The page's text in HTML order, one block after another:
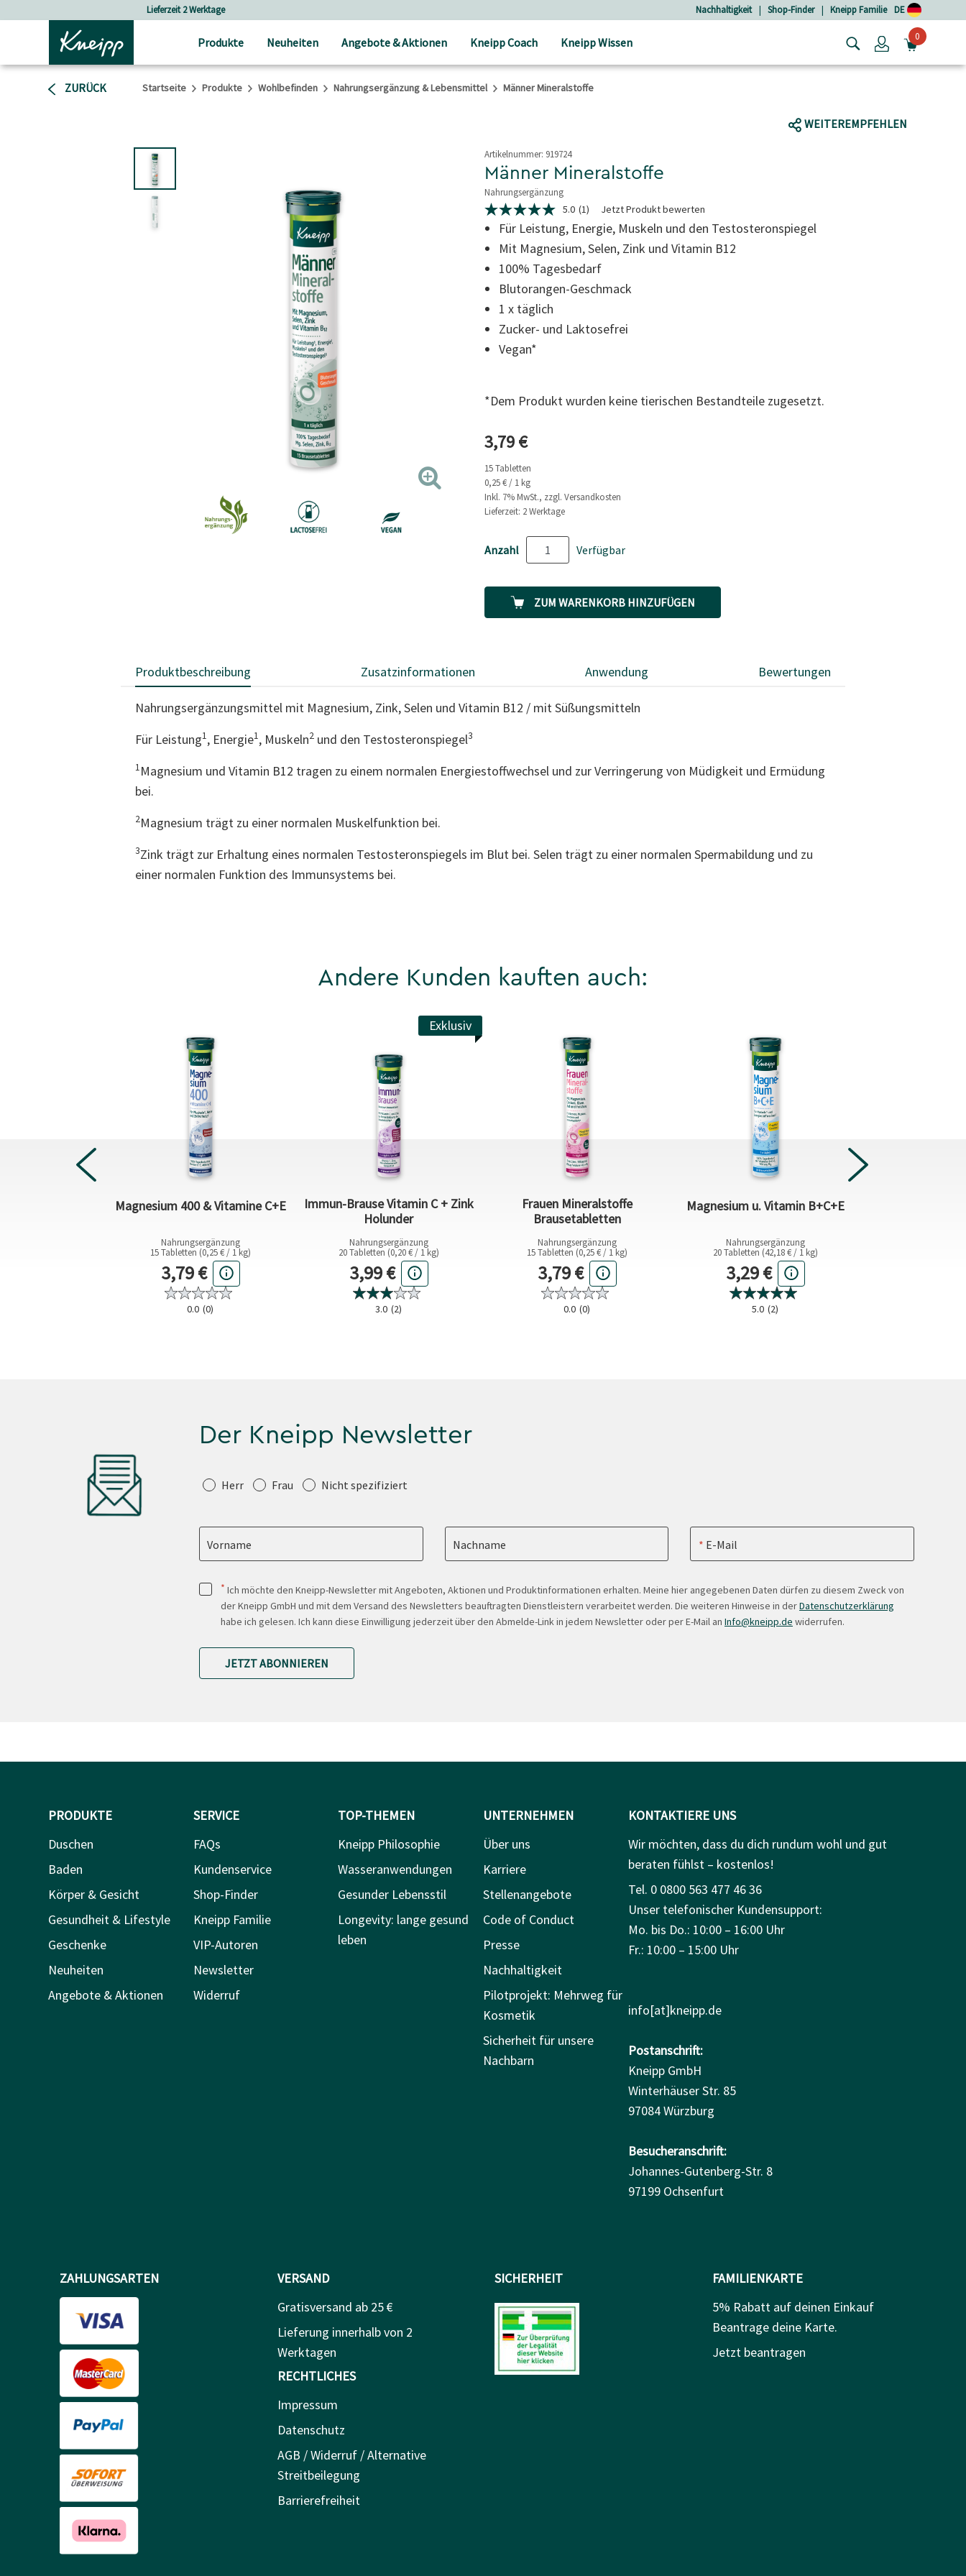
Nachhaltigkeit | Shop-Finder | Kneipp Familie DE
Produkte Neuheiten Angebote & Aktionen Kneipp Coach Kneipp Wissen Login0
ZURÜCK Startseite Produkte Wohlbefinden Nahrungsergänzung & Lebensmittel Männer Mineralstoffe
WEITEREMPFEHLEN
Artikelnummer: 919724
Männer Mineralstoffe
Nahrungsergänzung
5 von 5 Sternen
5.0
von
Sternen,
Durchschnittswert
der
Bewertung.
Read
a
Review.
Link
derselben
5.0 (1) Jetzt Produkt bewerten
Für Leistung, Energie, Muskeln und den Testosteronspiegel
Mit Magnesium, Selen, Zink und Vitamin B12
100% Tagesbedarf
Blutorangen-Geschmack
1 x täglich
Zucker- und Laktosefrei
Vegan*
*Dem Produkt wurden keine tierischen Bestandteile zugesetzt.
Aktueller Preis
3,79 €
15 Tabletten
0,25 € / 1 kg
Inkl. 7% MwSt., zzgl. Versandkosten
Lieferzeit: 2 Werktage
Anzahl Verfügbar
ZUM WARENKORB HINZUFÜGEN
Produktbeschreibung Zusatzinformationen Anwendung Bewertungen
Nahrungsergänzungsmittel mit Magnesium, Zink, Selen und Vitamin B12 / mit Süßungsmitteln
Für Leistung1, Energie1, Muskeln2und den Testosteronspiegel3
1Magnesium und Vitamin B12 tragen zu einem normalen Energiestoffwechsel und zur Verringerung von Müdigkeit und Ermüdung
bei.
2Magnesium trägt zu einer normalen Muskelfunktion bei.
3Zink trägt zur Erhaltung eines normalen Testosteronspiegels im Blut bei. Selen trägt zu einer normalen Spermabildung und zu
einer normalen Funktion des Immunsystems bei.
Andere Kunden kauften auch:
Magnesium 400 & Vitamine C+E
Nahrungsergänzung
15 Tabletten (0,25 € / 1 kg)
Aktueller Preis
3,79 €
0.0 (0)
Exklusiv
Immun-Brause Vitamin C + Zink
Holunder
Nahrungsergänzung
20 Tabletten (0,20 € / 1 kg)
Aktueller Preis
3,99 €
3.0 (2)
Frauen Mineralstoffe
Brausetabletten
Nahrungsergänzung
15 Tabletten (0,25 € / 1 kg)
Aktueller Preis
3,79 €
0.0 (0)
Magnesium u. Vitamin B+C+E
Nahrungsergänzung
20 Tabletten (42,18 € / 1 kg)
Aktueller Preis
3,29 €
5.0 (2)
Der Kneipp Newsletter
Anrede
Herr Frau Nicht spezifiziert
Vorname Nachname E-Mail
* Ich möchte den Kneipp-Newsletter mit Angeboten, Aktionen und Produktinformationen erhalten. Meine hier angegebenen Daten dürfen zu diesem Zweck von
der Kneipp GmbH und mit dem Versand des Newsletters beauftragten Dienstleistern verarbeitet werden. Die weiteren Hinweise in derDatenschutzerklärung
habe ich gelesen. Ich kann diese Einwilligung jederzeit über den Abmelde-Link in jedem Newsletter oder per E-Mail an Info@kneipp.de widerrufen.
JETZT ABONNIEREN
PRODUKTE
Duschen
Baden
Körper & Gesicht
Gesundheit & Lifestyle
Geschenke
Neuheiten
Angebote & Aktionen
SERVICE
FAQs
Kundenservice
Shop-Finder
Kneipp Familie
VIP-Autoren
Newsletter
Widerruf
TOP-THEMEN
Kneipp Philosophie
Wasseranwendungen
Gesunder Lebensstil
Longevity: lange gesund
leben
UNTERNEHMEN
Über uns
Karriere
Stellenangebote
Code of Conduct
Presse
Nachhaltigkeit
Pilotprojekt: Mehrweg für
Kosmetik
Sicherheit für unsere
Nachbarn
KONTAKTIERE UNS
Wir möchten, dass du dich rundum wohl und gut
beraten fühlst – kostenlos!
Tel. 0 0800 563 477 46 36
Unser telefonischer Kundensupport:
Mo. bis Do.: 10:00 – 16:00 Uhr
Fr.: 10:00 – 15:00 Uhr
info[at]kneipp.de
Postanschrift:
Kneipp GmbH
Winterhäuser Str. 85
97084 Würzburg
Besucheranschrift:
Johannes-Gutenberg-Str. 8
97199 Ochsenfurt
ZAHLUNGSARTEN
VERSAND
Gratisversand ab 25 €
Lieferung innerhalb von 2
Werktagen
RECHTLICHES
Impressum
Datenschutz
AGB / Widerruf / Alternative
Streitbeilegung
Barrierefreiheit
SICHERHEIT
FAMILIENKARTE
5% Rabatt auf deinen Einkauf
Beantrage deine Karte.
Jetzt beantragen